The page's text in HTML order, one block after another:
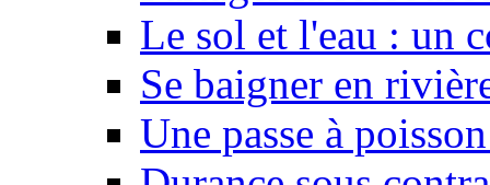
Le sol et l'eau : un
Se baigner en
Une passe à